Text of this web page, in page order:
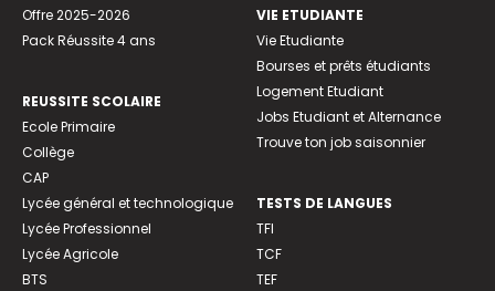
Offre 2025-2026
Pack Réussite 4 ans
REUSSITE SCOLAIRE
Ecole Primaire
Collège
CAP
Lycée général et technologique
Lycée Professionnel
Lycée Agricole
BTS
VIE ETUDIANTE
Vie Etudiante
Bourses et prêts étudiants
Logement Etudiant
Jobs Etudiant et Alternance
Trouve ton job saisonnier
TESTS DE LANGUES
TFI
TCF
TEF